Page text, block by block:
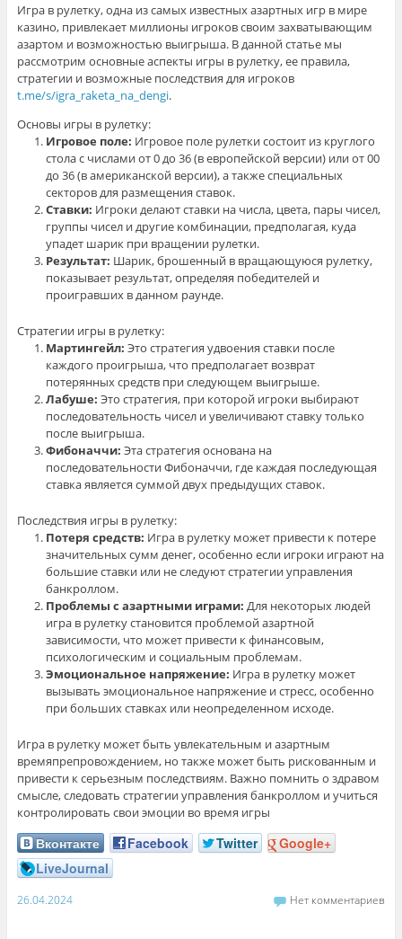
Игра в рулетку, одна из самых известных азартных игр в мире
казино, привлекает миллионы игроков своим захватывающим
азартом и возможностью выигрыша. В данной статье мы
рассмотрим основные аспекты игры в рулетку, ее правила,
стратегии и возможные последствия для игроков
t.me/s/igra_raketa_na_dengi.
Основы игры в рулетку:
Игровое поле: Игровое поле рулетки состоит из круглого
стола с числами от 0 до 36 (в европейской версии) или от 00
до 36 (в американской версии), а также специальных
секторов для размещения ставок.
Ставки: Игроки делают ставки на числа, цвета, пары чисел,
группы чисел и другие комбинации, предполагая, куда
упадет шарик при вращении рулетки.
Результат: Шарик, брошенный в вращающуюся рулетку,
показывает результат, определяя победителей и
проигравших в данном раунде.
Стратегии игры в рулетку:
Мартингейл: Это стратегия удвоения ставки после
каждого проигрыша, что предполагает возврат
потерянных средств при следующем выигрыше.
Лабуше: Это стратегия, при которой игроки выбирают
последовательность чисел и увеличивают ставку только
после выигрыша.
Фибоначчи: Эта стратегия основана на
последовательности Фибоначчи, где каждая последующая
ставка является суммой двух предыдущих ставок.
Последствия игры в рулетку:
Потеря средств: Игра в рулетку может привести к потере
значительных сумм денег, особенно если игроки играют на
большие ставки или не следуют стратегии управления
банкроллом.
Проблемы с азартными играми: Для некоторых людей
игра в рулетку становится проблемой азартной
зависимости, что может привести к финансовым,
психологическим и социальным проблемам.
Эмоциональное напряжение: Игра в рулетку может
вызывать эмоциональное напряжение и стресс, особенно
при больших ставках или неопределенном исходе.
Игра в рулетку может быть увлекательным и азартным
времяпрепровождением, но также может быть рискованным и
привести к серьезным последствиям. Важно помнить о здравом
смысле, следовать стратегии управления банкроллом и учиться
контролировать свои эмоции во время игры
Вконтакте Facebook Twitter
Google+
LiveJournal
26.04.2024 Нет комментариев